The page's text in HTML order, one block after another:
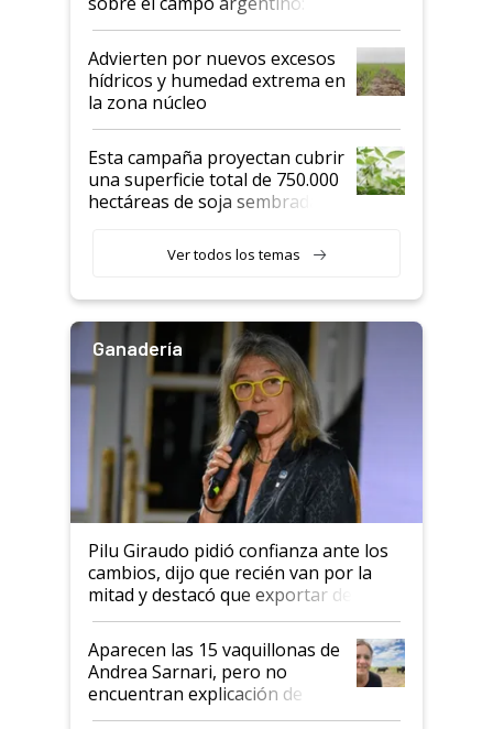
"Estoy muy impresionado"
Advierten por nuevos excesos
hídricos y humedad extrema en
la zona núcleo
Esta campaña proyectan cubrir
una superficie total de 750.000
hectáreas de soja sembradas
variedades que marcan un
salto tecnológico en genética y
Ver todos los temas
Ganadería
Pilu Giraudo pidió confianza ante los
cambios, dijo que recién van por la
mitad y destacó que exportar dejó de
ser "para unos pocos": "Tenemos un
mandato muy claro del gobierno
nacional"
Aparecen las 15 vaquillonas de
Andrea Sarnari, pero no
encuentran explicación de
cómo llegaron allí